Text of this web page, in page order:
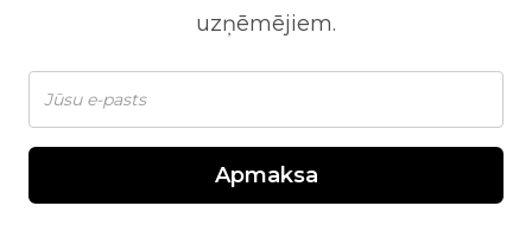
uzņēmējiem.
Apmaksa